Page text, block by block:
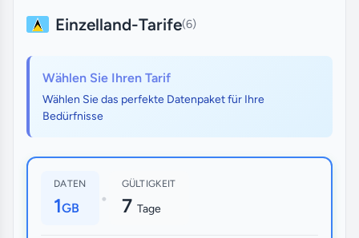
Einzelland-Tarife(6)
Wählen Sie Ihren Tarif
Wählen Sie das perfekte Datenpaket für Ihre
Bedürfnisse
DATEN
1GB •
GÜLTIGKEIT
7 Tage